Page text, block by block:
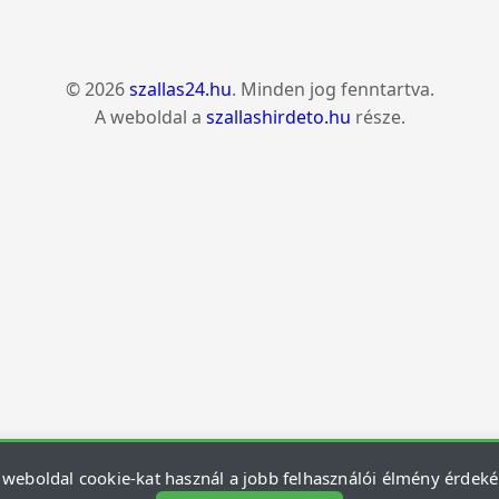
© 2026szallas24.hu. Minden jog fenntartva.
A weboldal a szallashirdeto.hu része.
weboldal cookie-kat használ a jobb felhasználói élmény